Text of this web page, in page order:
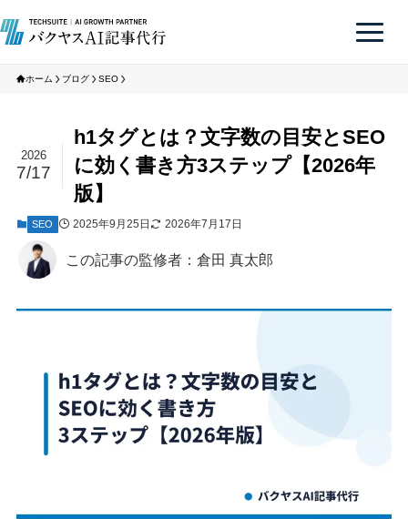
ホーム ブログ SEO
h1タグとは？文字数の目安とSEO
に効く書き方3ステップ【2026年
版】
2026
7/17
SEO 2025年9月25日 2026年7月17日
この記事の監修者：倉田 真太郎